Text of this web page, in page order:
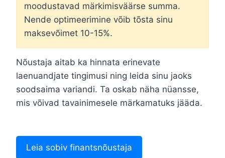
moodustavad märkimisväärse summa.
Nende optimeerimine võib tõsta sinu
maksevõimet 10-15%.
Nõustaja aitab ka hinnata erinevate
laenuandjate tingimusi ning leida sinu jaoks
soodsaima variandi. Ta oskab näha nüansse,
mis võivad tavainimesele märkamatuks jääda.
Leia sobiv finantsnõustaja